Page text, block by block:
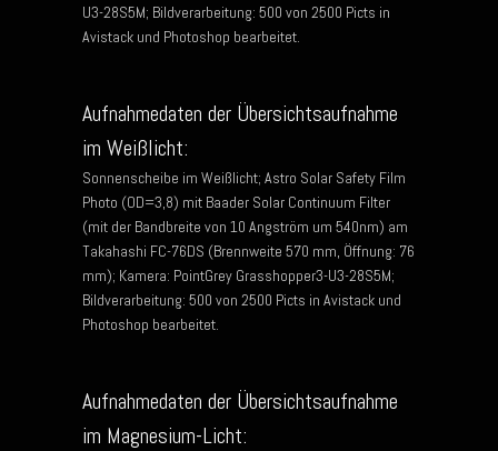
U3-28S5M; Bildverarbeitung: 500 von 2500 Picts in
Avistack und Photoshop bearbeitet.
Aufnahmedaten der Übersichtsaufnahme
im Weißlicht:
Sonnenscheibe im Weißlicht; Astro Solar Safety Film
Photo (OD=3,8) mit Baader Solar Continuum Filter
(mit der Bandbreite von 10 Angström um 540nm) am
Takahashi FC-76DS (Brennweite 570 mm, Öffnung: 76
mm); Kamera: PointGrey Grasshopper3-U3-28S5M;
Bildverarbeitung: 500 von 2500 Picts in Avistack und
Photoshop bearbeitet.
Aufnahmedaten der Übersichtsaufnahme
im Magnesium-Licht: